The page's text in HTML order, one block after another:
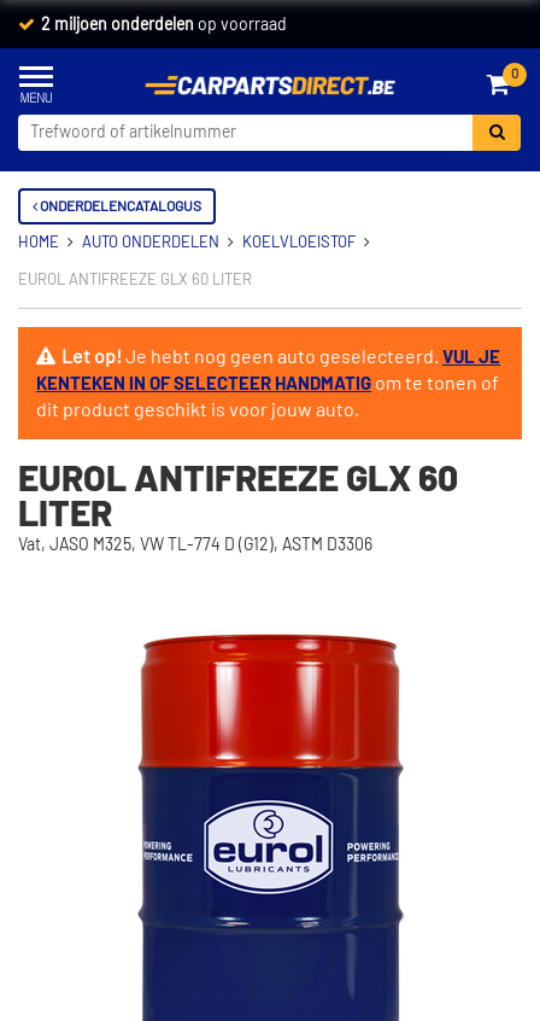
2 miljoen onderdelen op voorraad
0
ONDERDELENCATALOGUS
HOME AUTO ONDERDELEN KOELVLOEISTOF
EUROL ANTIFREEZE GLX 60 LITER
Let op!Je hebt nog geen auto geselecteerd. VUL JE
KENTEKEN IN OF SELECTEER HANDMATIG om te tonen of
dit product geschikt is voor jouw auto.
EUROL ANTIFREEZE GLX 60
LITER
Vat, JASO M325, VW TL-774 D (G12), ASTM D3306